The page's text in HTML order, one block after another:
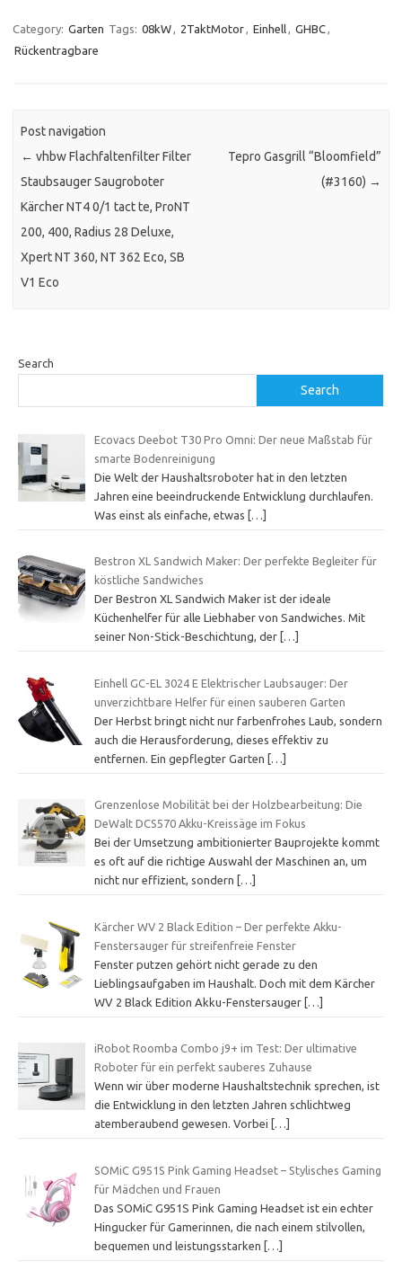
Category: Garten Tags: 08kW, 2TaktMotor, Einhell, GHBC,
Rückentragbare
Post navigation
← vhbw Flachfaltenfilter Filter
Staubsauger Saugroboter
Kärcher NT4 0/1 tact te, ProNT
200, 400, Radius 28 Deluxe,
Xpert NT 360, NT 362 Eco, SB
V1 Eco
Tepro Gasgrill “Bloomfield”
(#3160) →
Search
Search
Ecovacs Deebot T30 Pro Omni: Der neue Maßstab für
smarte Bodenreinigung
Die Welt der Haushaltsroboter hat in den letzten
Jahren eine beeindruckende Entwicklung durchlaufen.
Was einst als einfache, etwas
[…]
Bestron XL Sandwich Maker: Der perfekte Begleiter für
köstliche Sandwiches
Der Bestron XL Sandwich Maker ist der ideale
Küchenhelfer für alle Liebhaber von Sandwiches. Mit
seiner Non-Stick-Beschichtung, der […]
Einhell GC-EL 3024 E Elektrischer Laubsauger: Der
unverzichtbare Helfer für einen sauberen Garten
Der Herbst bringt nicht nur farbenfrohes Laub, sondern
auch die Herausforderung, dieses effektiv zu
entfernen. Ein gepflegter Garten
[…]
Grenzenlose Mobilität bei der Holzbearbeitung: Die
DeWalt DCS570 Akku-Kreissäge im Fokus
Bei der Umsetzung ambitionierter Bauprojekte kommt
es oft auf die richtige Auswahl der Maschinen an, um
nicht nur effizient, sondern
[…]
Kärcher WV 2 Black Edition – Der perfekte Akku-
Fenstersauger für streifenfreie Fenster
Fenster putzen gehört nicht gerade zu den
Lieblingsaufgaben im Haushalt. Doch mit dem Kärcher
WV 2 Black Edition Akku-Fenstersauger […]
iRobot Roomba Combo j9+ im Test: Der ultimative
Roboter für ein perfekt sauberes Zuhause
Wenn wir über moderne Haushaltstechnik sprechen, ist
die Entwicklung in den letzten Jahren schlichtweg
atemberaubend gewesen. Vorbei
[…]
SOMiC G951S Pink Gaming Headset – Stylisches Gaming
für Mädchen und Frauen
Das SOMiC G951S Pink Gaming Headset ist ein echter
Hingucker für Gamerinnen, die nach einem stilvollen,
bequemen und leistungsstarken
[…]